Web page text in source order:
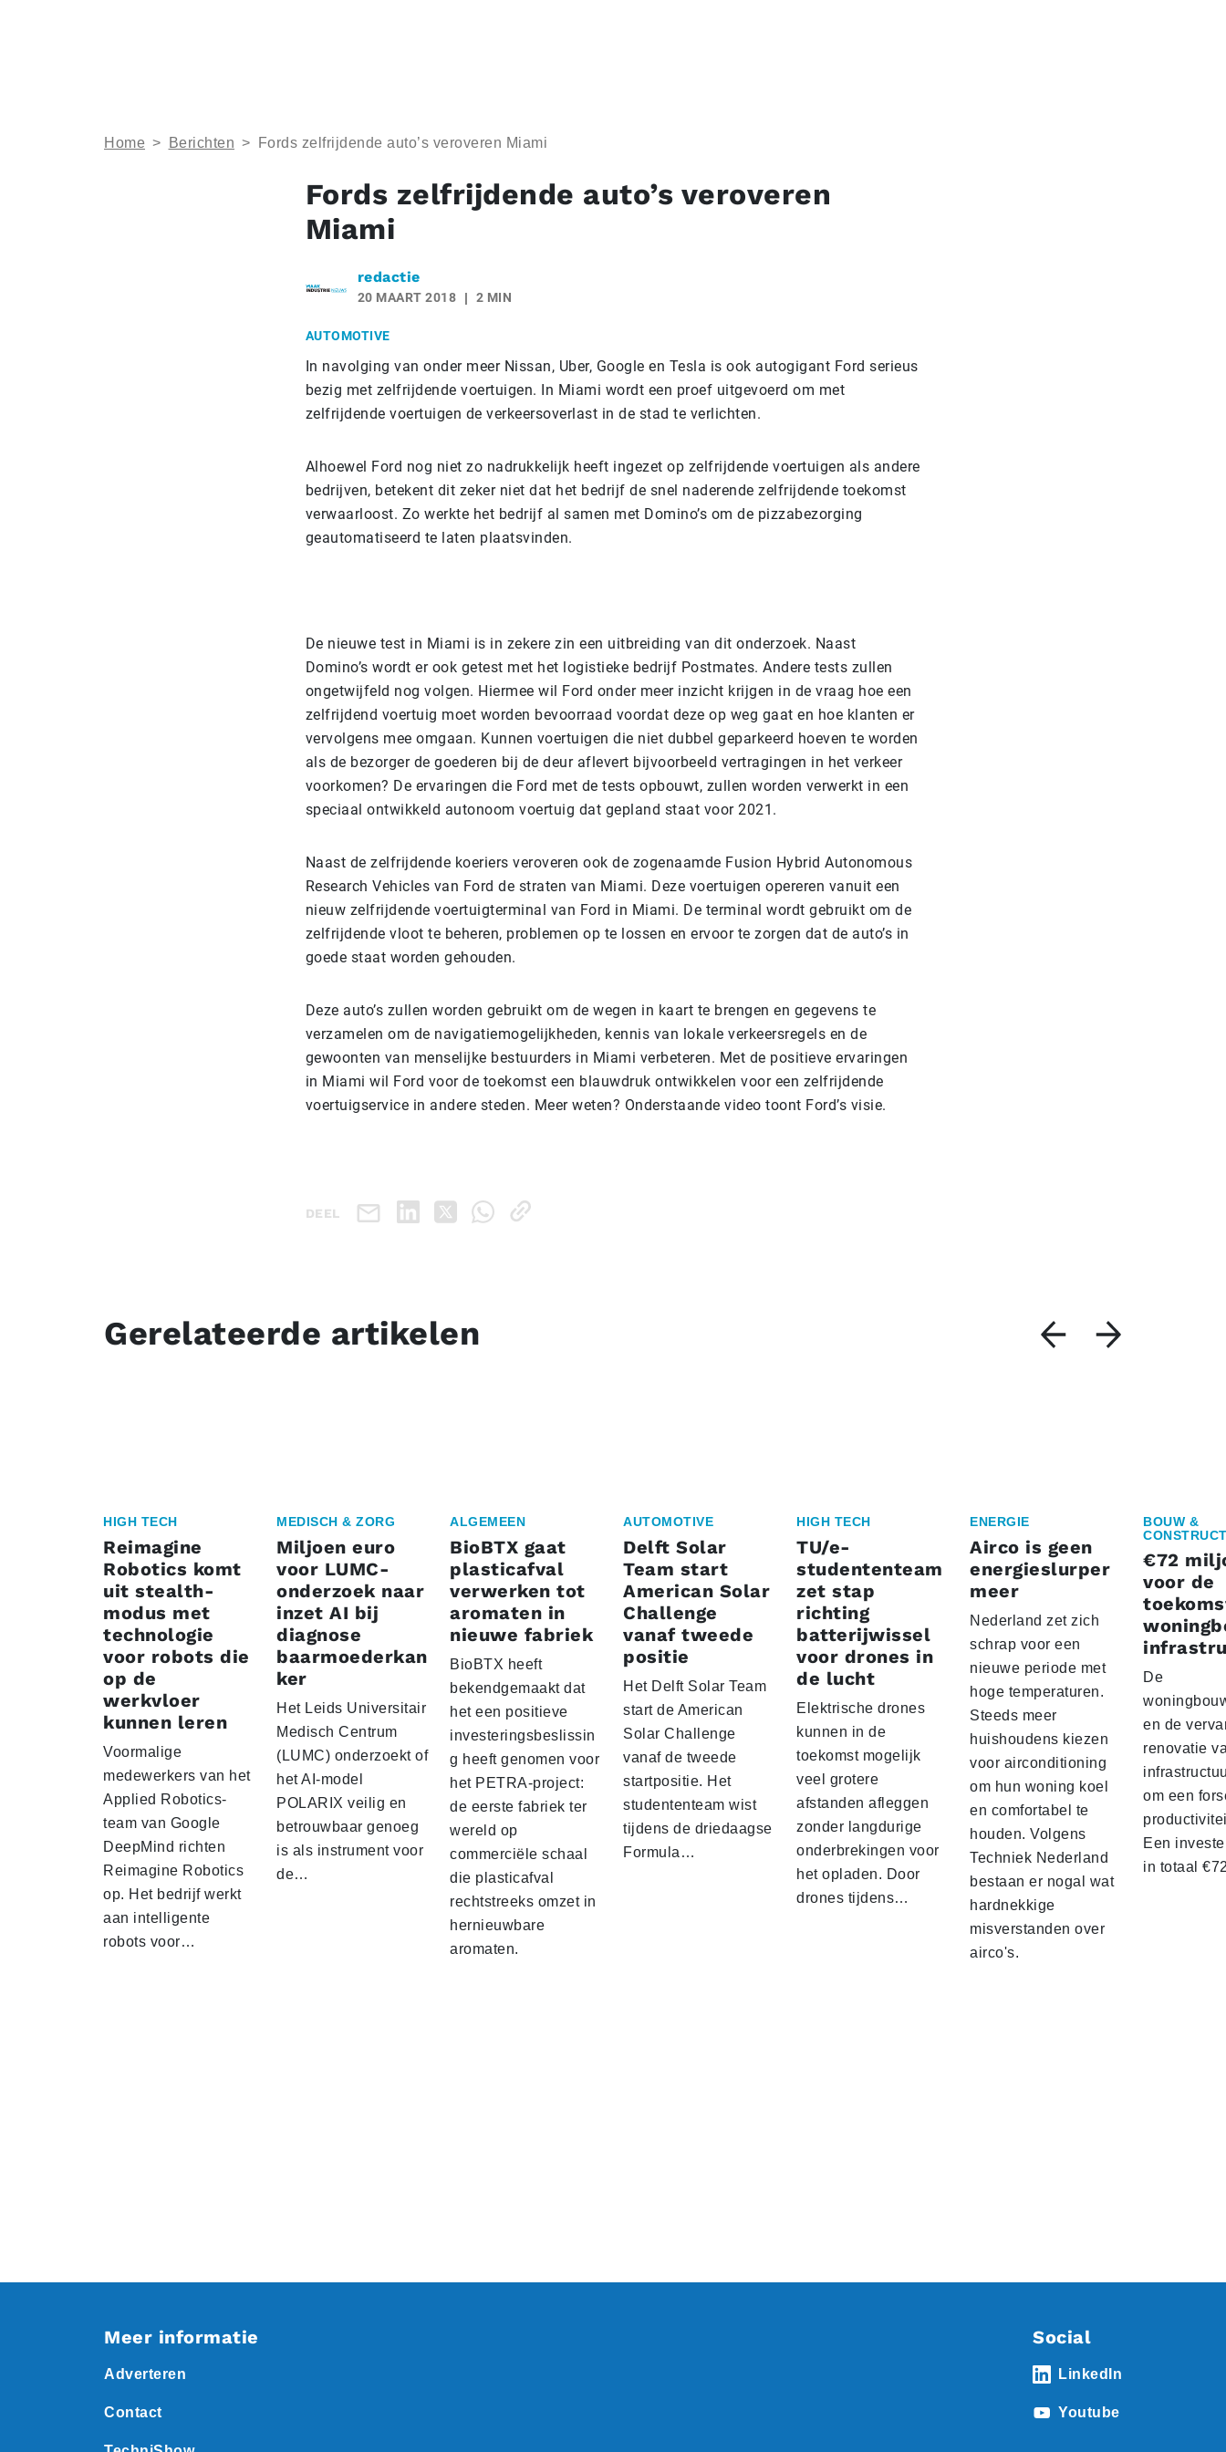
Home > Berichten > Fords zelfrijdende auto’s veroveren Miami
Fords zelfrijdende auto’s veroveren
Miami
redactie
20 MAART 2018 2 MIN
AUTOMOTIVE
In navolging van onder meer Nissan, Uber, Google en Tesla is ook autogigant Ford serieus
bezig met zelfrijdende voertuigen. In Miami wordt een proef uitgevoerd om met
zelfrijdende voertuigen de verkeersoverlast in de stad te verlichten.
Alhoewel Ford nog niet zo nadrukkelijk heeft ingezet op zelfrijdende voertuigen als andere
bedrijven, betekent dit zeker niet dat het bedrijf de snel naderende zelfrijdende toekomst
verwaarloost. Zo werkte het bedrijf al samen met Domino’s om de pizzabezorging
geautomatiseerd te laten plaatsvinden.
De nieuwe test in Miami is in zekere zin een uitbreiding van dit onderzoek. Naast
Domino’s wordt er ook getest met het logistieke bedrijf Postmates. Andere tests zullen
ongetwijfeld nog volgen. Hiermee wil Ford onder meer inzicht krijgen in de vraag hoe een
zelfrijdend voertuig moet worden bevoorraad voordat deze op weg gaat en hoe klanten er
vervolgens mee omgaan. Kunnen voertuigen die niet dubbel geparkeerd hoeven te worden
als de bezorger de goederen bij de deur aflevert bijvoorbeeld vertragingen in het verkeer
voorkomen? De ervaringen die Ford met de tests opbouwt, zullen worden verwerkt in een
speciaal ontwikkeld autonoom voertuig dat gepland staat voor 2021.
Naast de zelfrijdende koeriers veroveren ook de zogenaamde Fusion Hybrid Autonomous
Research Vehicles van Ford de straten van Miami. Deze voertuigen opereren vanuit een
nieuw zelfrijdende voertuigterminal van Ford in Miami. De terminal wordt gebruikt om de
zelfrijdende vloot te beheren, problemen op te lossen en ervoor te zorgen dat de auto’s in
goede staat worden gehouden.
Deze auto’s zullen worden gebruikt om de wegen in kaart te brengen en gegevens te
verzamelen om de navigatiemogelijkheden, kennis van lokale verkeersregels en de
gewoonten van menselijke bestuurders in Miami verbeteren. Met de positieve ervaringen
in Miami wil Ford voor de toekomst een blauwdruk ontwikkelen voor een zelfrijdende
voertuigservice in andere steden. Meer weten? Onderstaande video toont Ford’s visie.
DEEL
Gerelateerde artikelen
HIGH TECH
Reimagine
Robotics komt
uit stealth-
modus met
technologie
voor robots die
op de
werkvloer
kunnen leren
Voormalige
medewerkers van het
Applied Robotics-
team van Google
DeepMind richten
Reimagine Robotics
op. Het bedrijf werkt
aan intelligente
robots voor…
MEDISCH & ZORG
Miljoen euro
voor LUMC-
onderzoek naar
inzet AI bij
diagnose
baarmoederkan
ker
Het Leids Universitair
Medisch Centrum
(LUMC) onderzoekt of
het AI-model
POLARIX veilig en
betrouwbaar genoeg
is als instrument voor
de…
ALGEMEEN
BioBTX gaat
plasticafval
verwerken tot
aromaten in
nieuwe fabriek
BioBTX heeft
bekendgemaakt dat
het een positieve
investeringsbeslissin
g heeft genomen voor
het PETRA-project:
de eerste fabriek ter
wereld op
commerciële schaal
die plasticafval
rechtstreeks omzet in
hernieuwbare
aromaten.
AUTOMOTIVE
Delft Solar
Team start
American Solar
Challenge
vanaf tweede
positie
Het Delft Solar Team
start de American
Solar Challenge
vanaf de tweede
startpositie. Het
studententeam wist
tijdens de driedaagse
Formula…
HIGH TECH
TU/e-
studententeam
zet stap
richting
batterijwissel
voor drones in
de lucht
Elektrische drones
kunnen in de
toekomst mogelijk
veel grotere
afstanden afleggen
zonder langdurige
onderbrekingen voor
het opladen. Door
drones tijdens…
ENERGIE
Airco is geen
energieslurper
meer
Nederland zet zich
schrap voor een
nieuwe periode met
hoge temperaturen.
Steeds meer
huishoudens kiezen
voor airconditioning
om hun woning koel
en comfortabel te
houden. Volgens
Techniek Nederland
bestaan er nogal wat
hardnekkige
misverstanden over
airco's.
BOUW &
€72
voor de
De
en de
renovatie
om een
Een
in totaal
Meer informatie
Adverteren
Contact
Social
LinkedIn
Youtube